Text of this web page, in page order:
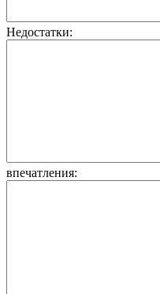
Недостатки:
впечатления: